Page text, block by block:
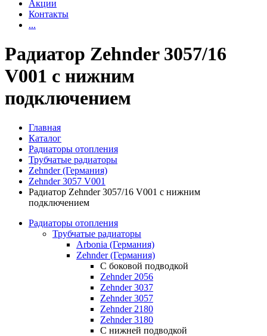
Акции
Контакты
...
Радиатор Zehnder 3057/16
V001 с нижним
подключением
Главная
Каталог
Радиаторы отопления
Трубчатые радиаторы
Zehnder (Германия)
Zehnder 3057 V001
Радиатор Zehnder 3057/16 V001 с нижним
подключением
Радиаторы отопления
Трубчатые радиаторы
Arbonia (Германия)
Zehnder (Германия)
С боковой подводкой
Zehnder 2056
Zehnder 3037
Zehnder 3057
Zehnder 2180
Zehnder 3180
С нижней подводкой